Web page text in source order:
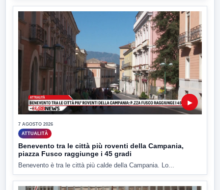
▶
7 AGOSTO 2026
ATTUALITÀ
Benevento tra le città più roventi della Campania,
piazza Fusco raggiunge i 45 gradi
Benevento è tra le città più calde della Campania. Lo...